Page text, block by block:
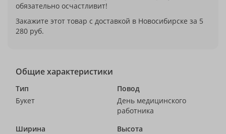
обязательно осчастливит!
Закажите этот товар с доставкой в Новосибирске за 5
280 руб.
Общие характеристики
Тип
Букет
Повод
День медицинского
работника
Ширина
Высота